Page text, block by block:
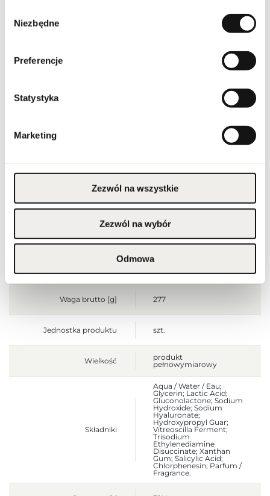
zgody
Niezbędne
Preferencje
Statystyka
Marketing
Zezwól na wszystkie
Zezwól na wybór
Odmowa
Stan opakowania
Ostrzeżenia
razie kontaktu przemyć
podrażnioną lub
uszkodzoną skórę. W
przypadku wystąpienia
podrażnienia lub reakcji
stosowanie.
Przechowywać w
miejscu niedostępnym
dla dzieci. Nie stosować
przydatności.
chłodnym miejscu.
Waga brutto [g] 277
Jednostka produktu szt.
Wielkość
produkt
pełnowymiarowy
Składniki
Aqua / Water / Eau;
Glycerin; Lactic Acid;
Gluconolactone; Sodium
Hydroxide; Sodium
Hyaluronate;
Hydroxypropyl Guar;
Vitreoscilla Ferment;
Trisodium
Ethylenediamine
Disuccinate; Xanthan
Gum; Salicylic Acid;
Chlorphenesin; Parfum /
Fragrance.